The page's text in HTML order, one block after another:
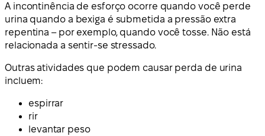
A incontinência de esforço ocorre quando você perde
urina quando a bexiga é submetida a pressão extra
repentina – por exemplo, quando você tosse. Não está
relacionada a sentir-se stressado.
Outras atividades que podem causar perda de urina
incluem:
espirrar
rir
levantar peso